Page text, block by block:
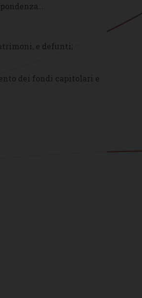
e defunti;
dei fondi capitolari e